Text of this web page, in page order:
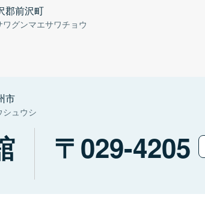
郡前沢町
ワグンマエサワチョウ
市
シュウシ
029-4205